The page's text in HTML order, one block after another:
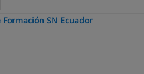
SN Ecuador